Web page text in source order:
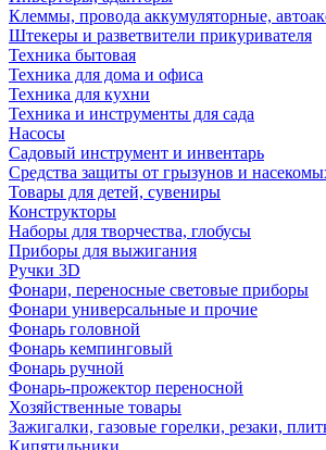
Клеммы, провода аккумуляторные,
Штекеры и разветвители прикуривателя
Техника бытовая
Техника для дома и офиса
Техника для кухни
Техника и инструменты для сада
Насосы
Садовый инструмент и инвентарь
Средства защиты от грызунов и
Товары для детей, сувениры
Конструкторы
Наборы для творчества, глобусы
Приборы для выжигания
Ручки 3D
Фонари, переносные световые приборы
Фонари универсальные и прочие
Фонарь головной
Фонарь кемпинговый
Фонарь ручной
Фонарь-прожектор переносной
Хозяйственные товары
Зажигалки, газовые горелки, резаки,
Кипятильники